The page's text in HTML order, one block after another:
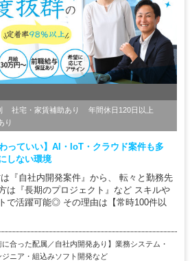
社宅・家賃補助あり
年間休日120日以上
り
っていい】AI・IoT・クラウド案件も多
しない環境
『自社内開発案件』から、 転々と勤務先
は『長期のプロジェクト』など スキルや
で活躍可能◎ その理由は【常時100件以
に合った配属／自社内開発あり】業務システム・
ジニア・組込みソフト開発など